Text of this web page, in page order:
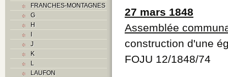
FRANCHES-MONTAGNES
G
H
I
J
K
L
LAUFON
27 mars 1848
Assemblée
construction d'une
FOJU 12/1848/74